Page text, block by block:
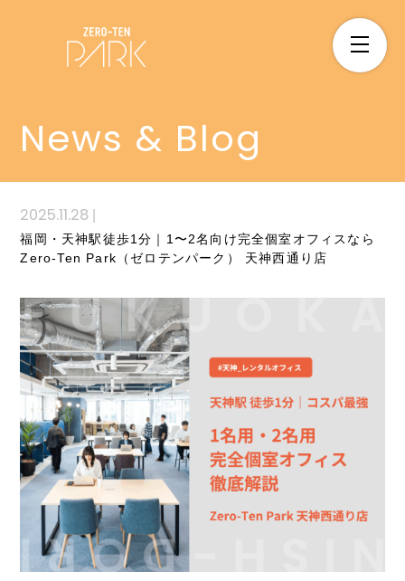
News & Blog
2025.11.28 |
福岡・天神駅徒歩1分｜1〜2名向け完全個室オフィスなら
Zero-Ten Park（ゼロテンパーク） 天神西通り店